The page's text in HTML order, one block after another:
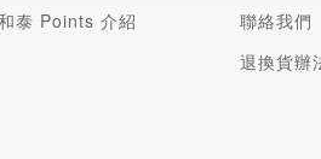
泰 Points 介紹
聯絡我們
退換貨辦